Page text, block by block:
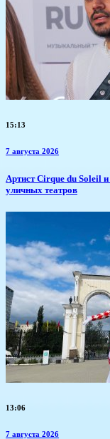
15:13
7 августа 2026
Артист Cirque du Soleil
уличных театров
13:06
7 августа 2026